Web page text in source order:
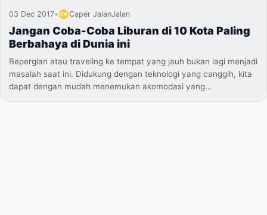
03 Dec 2017• Caper JalanJalan
Jangan Coba-Coba Liburan di 10 Kota Paling
Berbahaya di Dunia ini
Bepergian atau traveling ke tempat yang jauh bukan lagi menjadi
masalah saat ini. Didukung dengan teknologi yang canggih, kita
dapat dengan mudah menemukan akomodasi yang…